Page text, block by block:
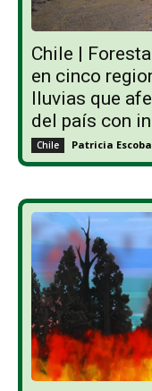
Chile |
en cinco
lluvias que
del país con
Chile Patricia